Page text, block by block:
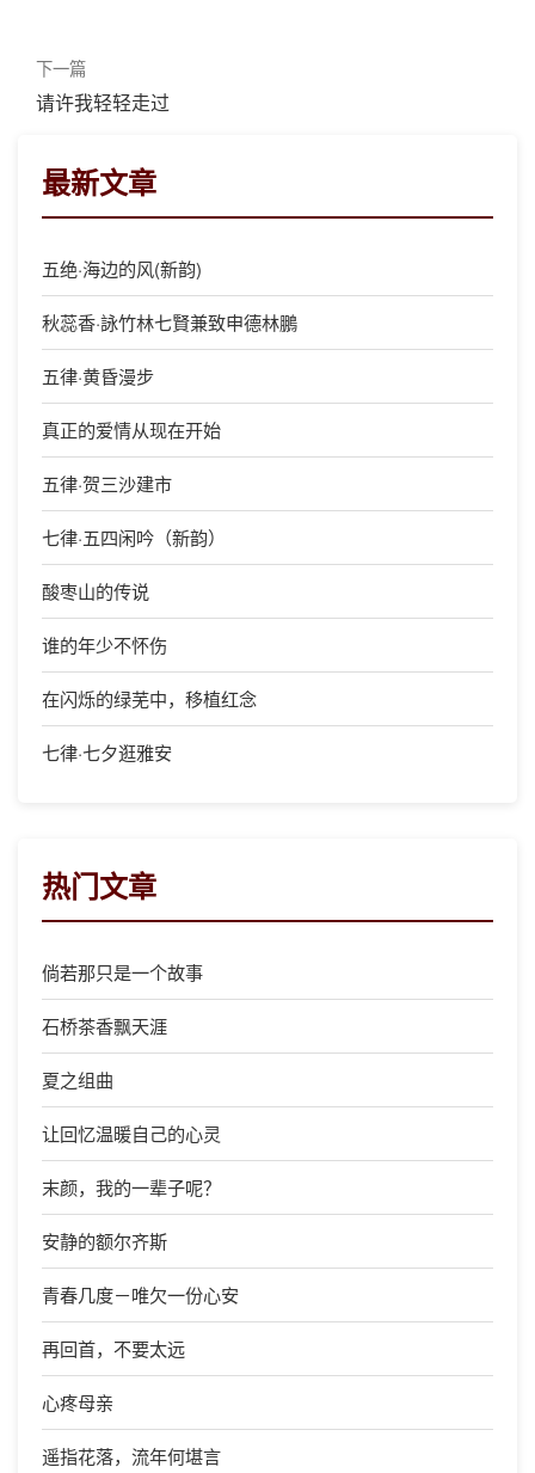
下一篇
请许我轻轻走过
最新文章
五绝·海边的风(新韵)
秋蕊香·詠竹林七賢兼致申德林鵬
五律·黄昏漫步
真正的爱情从现在开始
五律·贺三沙建市
七律·五四闲吟（新韵）
酸枣山的传说
谁的年少不怀伤
在闪烁的绿芜中，移植红念
七律·七夕逛雅安
热门文章
倘若那只是一个故事
石桥茶香飘天涯
夏之组曲
让回忆温暖自己的心灵
末颜，我的一辈子呢？
安静的额尔齐斯
青春几度－唯欠一份心安
再回首，不要太远
心疼母亲
遥指花落，流年何堪言